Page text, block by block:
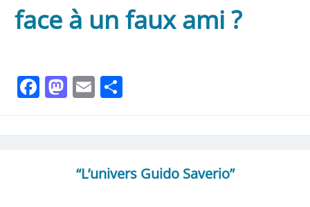
face à un faux ami ?
Facebook
Mastodon
Email
“L’univers Guido Saverio”